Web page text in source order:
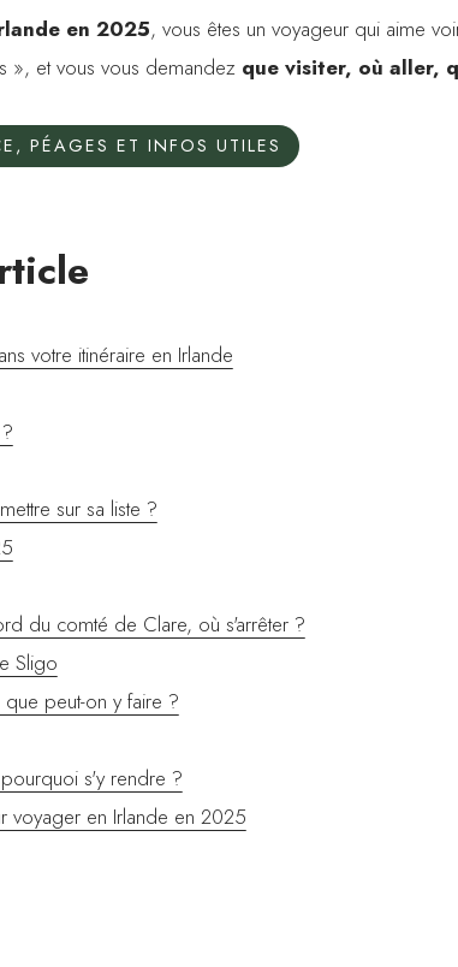
en 2025, vous êtes un voyageur qui aime
», et vous vous demandez que visiter, où aller,
PÉAGES ET INFOS UTILES
votre itinéraire en Irlande
sur sa liste ?
du comté de Clare, où s'arrêter ?
Sligo
peut-on y faire ?
s'y rendre ?
voyager en Irlande en 2025